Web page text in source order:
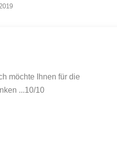
möchte Ihnen für die
...10/10